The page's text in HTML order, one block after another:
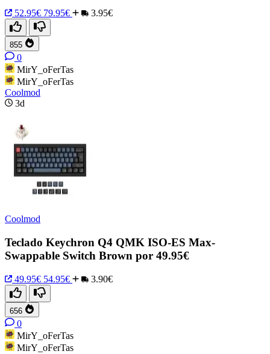
52.95€ 79.95€ 3.95€
855
0
MirY_oFerTas
MirY_oFerTas
Coolmod
3d
Coolmod
Teclado Keychron Q4 QMK ISO-ES Max-
Swappable Switch Brown por 49.95€
49.95€ 54.95€ 3.90€
656
0
MirY_oFerTas
MirY_oFerTas